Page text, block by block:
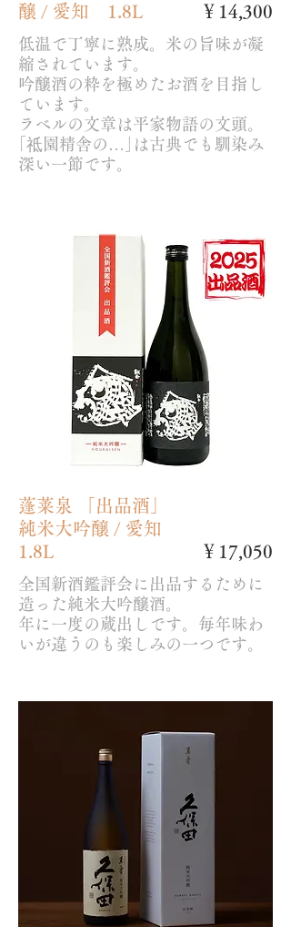
醸 / 愛知 1.8L
低温で丁寧に熟成。米の旨味が凝
縮されています。
吟醸酒の粋を極めたお酒を目指し
ています。
ラベルの文章は平家物語の文頭。
｢祗園精舎の…｣は古典でも馴染み
深い一節です。
￥14,300
蓬莱泉 「出品酒」
純米大吟醸 / 愛知
1.8L
全国新酒鑑評会に出品するために
造った純米大吟醸酒。
年に一度の蔵出しです。毎年味わ
いが違うのも楽しみの一つです。
￥17,050